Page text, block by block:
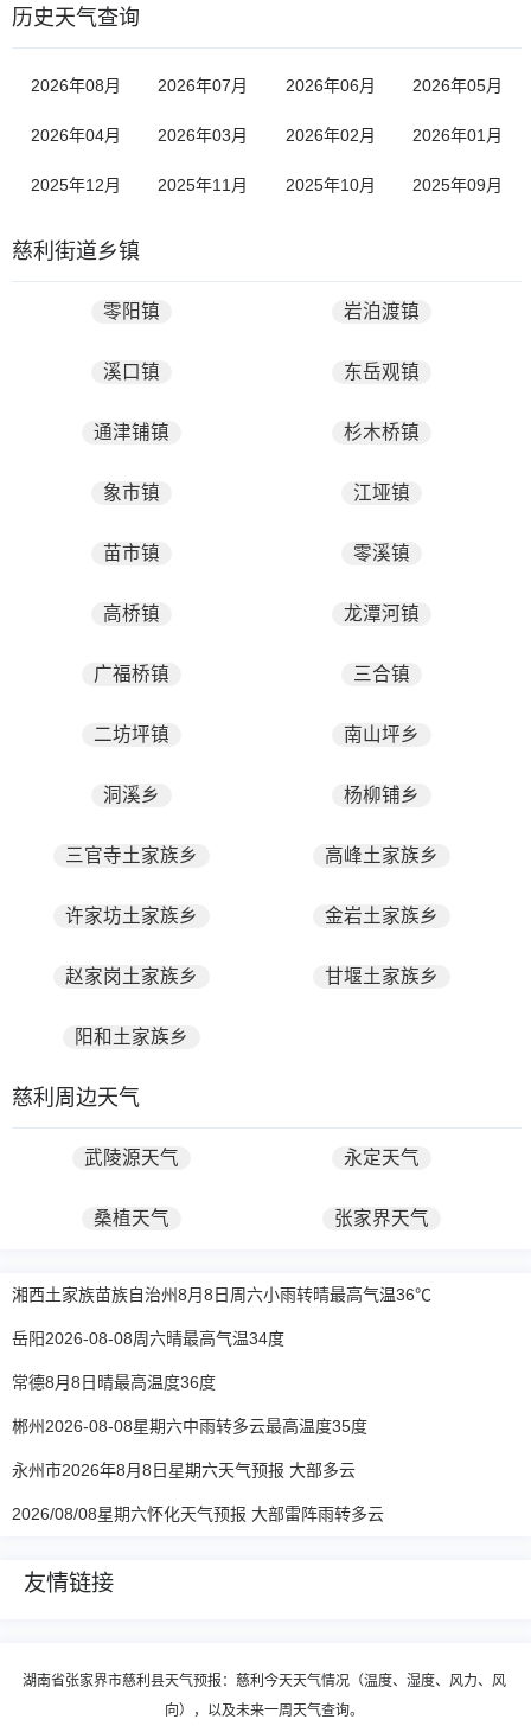
历史天气查询
2026年08月 2026年07月 2026年06月 2026年05月
2026年04月 2026年03月 2026年02月 2026年01月
2025年12月 2025年11月 2025年10月 2025年09月
慈利街道乡镇
零阳镇 岩泊渡镇
溪口镇 东岳观镇
通津铺镇 杉木桥镇
象市镇 江垭镇
苗市镇 零溪镇
高桥镇 龙潭河镇
广福桥镇 三合镇
二坊坪镇 南山坪乡
洞溪乡 杨柳铺乡
三官寺土家族乡 高峰土家族乡
许家坊土家族乡 金岩土家族乡
赵家岗土家族乡 甘堰土家族乡
阳和土家族乡
慈利周边天气
武陵源天气 永定天气
桑植天气 张家界天气
湘西土家族苗族自治州8月8日周六小雨转晴最高气温36℃
岳阳2026-08-08周六晴最高气温34度
常德8月8日晴最高温度36度
郴州2026-08-08星期六中雨转多云最高温度35度
永州市2026年8月8日星期六天气预报 大部多云
2026/08/08星期六怀化天气预报 大部雷阵雨转多云
友情链接
湖南省张家界市慈利县天气预报：慈利今天天气情况（温度、湿度、风力、风
向），以及未来一周天气查询。